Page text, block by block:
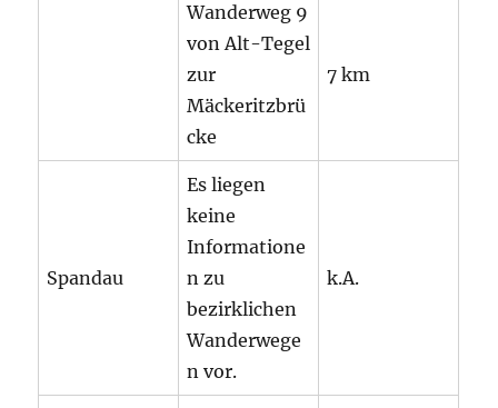
Wanderweg 9
von Alt-Tegel
zur
Mäckeritzbrü
cke
7 km
Spandau
Es liegen
keine
Informatione
n zu
bezirklichen
Wanderwege
n vor.
k.A.